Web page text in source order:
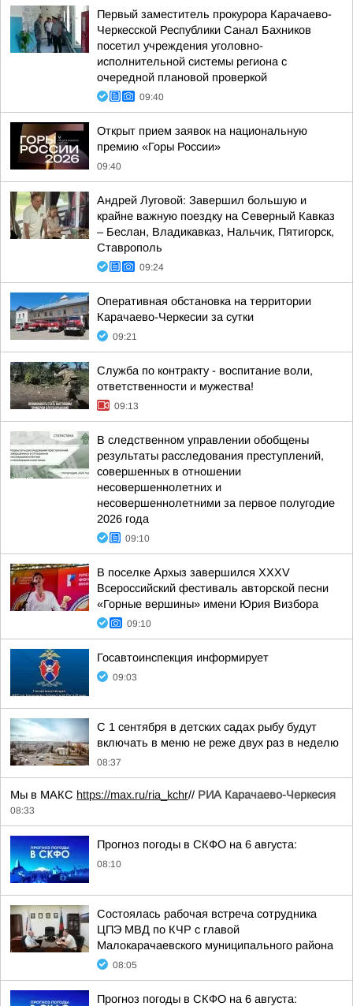
Первый заместитель прокурора Карачаево-
Черкесской Республики Санал Бахников
посетил учреждения уголовно-
исполнительной системы региона с
очередной плановой проверкой
09:40
Открыт прием заявок на национальную
премию «Горы России»
09:40
Андрей Луговой: Завершил большую и
крайне важную поездку на Северный Кавказ
– Беслан, Владикавказ, Нальчик, Пятигорск,
Ставрополь
09:24
Оперативная обстановка на территории
Карачаево-Черкесии за сутки
09:21
Служба по контракту - воспитание воли,
ответственности и мужества!
09:13
В следственном управлении обобщены
результаты расследования преступлений,
совершенных в отношении
несовершеннолетних и
несовершеннолетними за первое полугодие
2026 года
09:10
В поселке Архыз завершился XXXV
Всероссийский фестиваль авторской песни
«Горные вершины» имени Юрия Визбора
09:10
Госавтоинспекция информирует
09:03
С 1 сентября в детских садах рыбу будут
включать в меню не реже двух раз в неделю
08:37
Мы в МАКС https://max.ru/ria_kchr// РИА Карачаево-Черкесия
08:33
Прогноз погоды в СКФО на 6 августа:
08:10
Состоялась рабочая встреча сотрудника
ЦПЭ МВД по КЧР с главой
Малокарачаевского муниципального района
08:05
Прогноз погоды в СКФО на 6 августа: